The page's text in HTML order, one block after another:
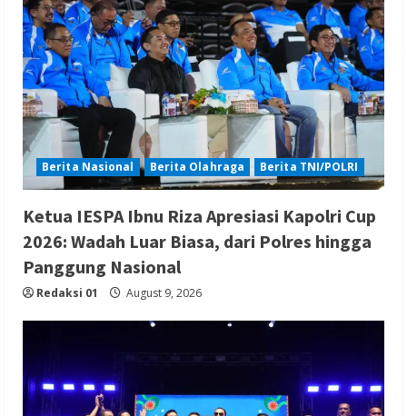
Berita Nasional Berita Olahraga Berita TNI/POLRI
Ketua IESPA Ibnu Riza Apresiasi Kapolri Cup
2026: Wadah Luar Biasa, dari Polres hingga
Panggung Nasional
Redaksi 01 August 9, 2026